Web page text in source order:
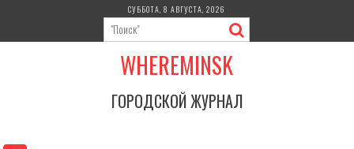
содержимому
СУББОТА, 8 АВГУСТА, 2026
WHEREMINSK
ГОРОДСКОЙ ЖУРНАЛ